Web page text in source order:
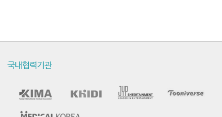
국내협력기관